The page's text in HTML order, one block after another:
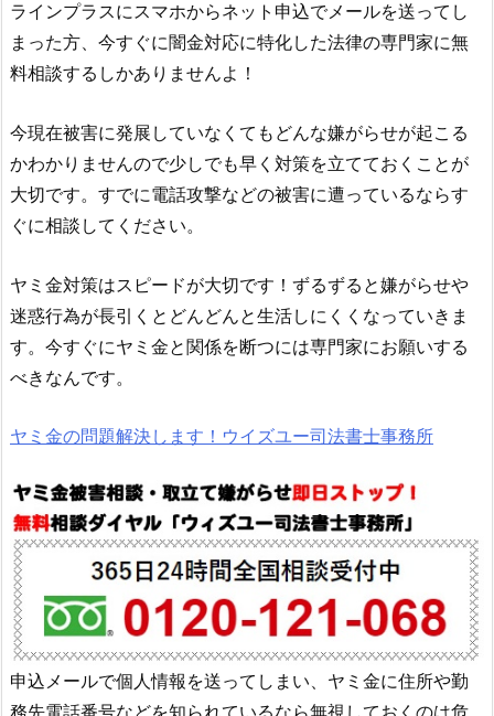
ラインプラスにスマホからネット申込でメールを送ってし
まった方、今すぐに闇金対応に特化した法律の専門家に無
料相談するしかありませんよ！
今現在被害に発展していなくてもどんな嫌がらせが起こる
かわかりませんので少しでも早く対策を立てておくことが
大切です。すでに電話攻撃などの被害に遭っているならす
ぐに相談してください。
ヤミ金対策はスピードが大切です！ずるずると嫌がらせや
迷惑行為が長引くとどんどんと生活しにくくなっていきま
す。今すぐにヤミ金と関係を断つには専門家にお願いする
べきなんです。
ヤミ金の問題解決します！ウイズユー司法書士事務所
申込メールで個人情報を送ってしまい、ヤミ金に住所や勤
務先電話番号などを知られているなら無視しておくのは危